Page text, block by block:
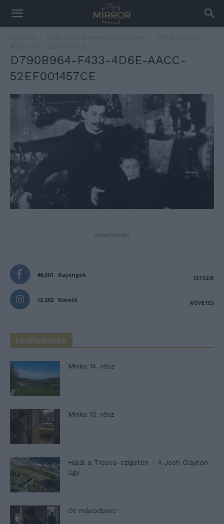
D790B964-F433-4D6E-AACC-
52EF001457CE
- Advertisement -
46,301 Rajongók TETSZIK
13,262 Követő KÖVETÉS
LEGFRISSEBB
Minka 14. rész
Minka 13. rész
Halál a Tresco-szigeten – A Josh Clayton-
ügy
Öt másodperc